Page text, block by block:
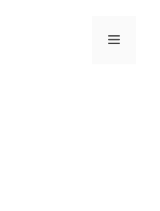
메